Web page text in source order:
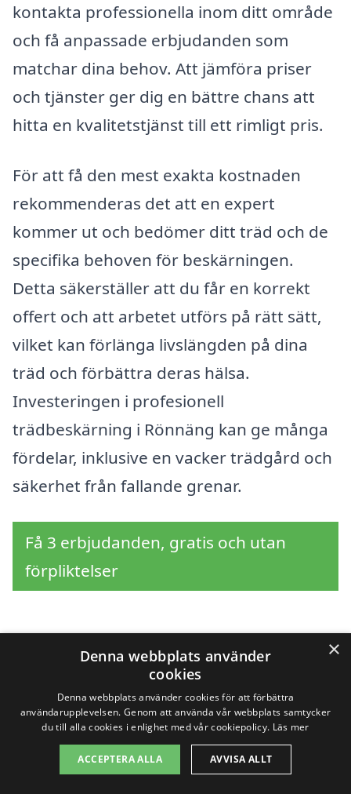
kontakta professionella inom ditt område
och få anpassade erbjudanden som
matchar dina behov. Att jämföra priser
och tjänster ger dig en bättre chans att
hitta en kvalitetstjänst till ett rimligt pris.
För att få den mest exakta kostnaden
rekommenderas det att en expert
kommer ut och bedömer ditt träd och de
specifika behoven för beskärningen.
Detta säkerställer att du får en korrekt
offert och att arbetet utförs på rätt sätt,
vilket kan förlänga livslängden på dina
träd och förbättra deras hälsa.
Investeringen i profesionell
trädbeskärning i Rönnäng kan ge många
fördelar, inklusive en vacker trädgård och
säkerhet från fallande grenar.
Få 3 erbjudanden, gratis och utan
förpliktelser
Sök efter en
professionell för
trädbeskärning i andra
städer nära Rönnäng
×
Denna webbplats använder
cookies
Denna webbplats använder cookies för att förbättra
användarupplevelsen. Genom att använda vår webbplats samtycker
du till alla cookies i enlighet med vår cookiepolicy. Läs mer
ACCEPTERA ALLA AVVISA ALLT